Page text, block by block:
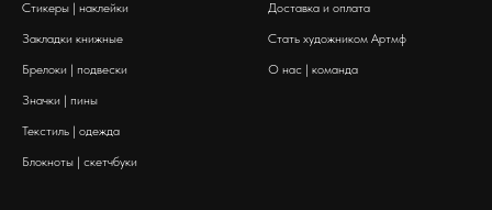
Стикеры | наклейки
Закладки книжные
Брелоки | подвески
Значки | пины
Текстиль | одежда
Блокноты | скетчбуки
Доставка и оплата
Стать художником Артмф
О нас | команда